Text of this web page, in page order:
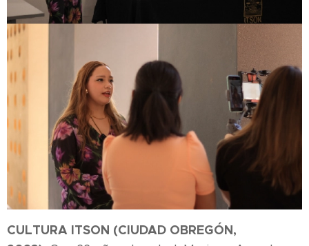
CULTURA ITSON (CIUDAD OBREGÓN,